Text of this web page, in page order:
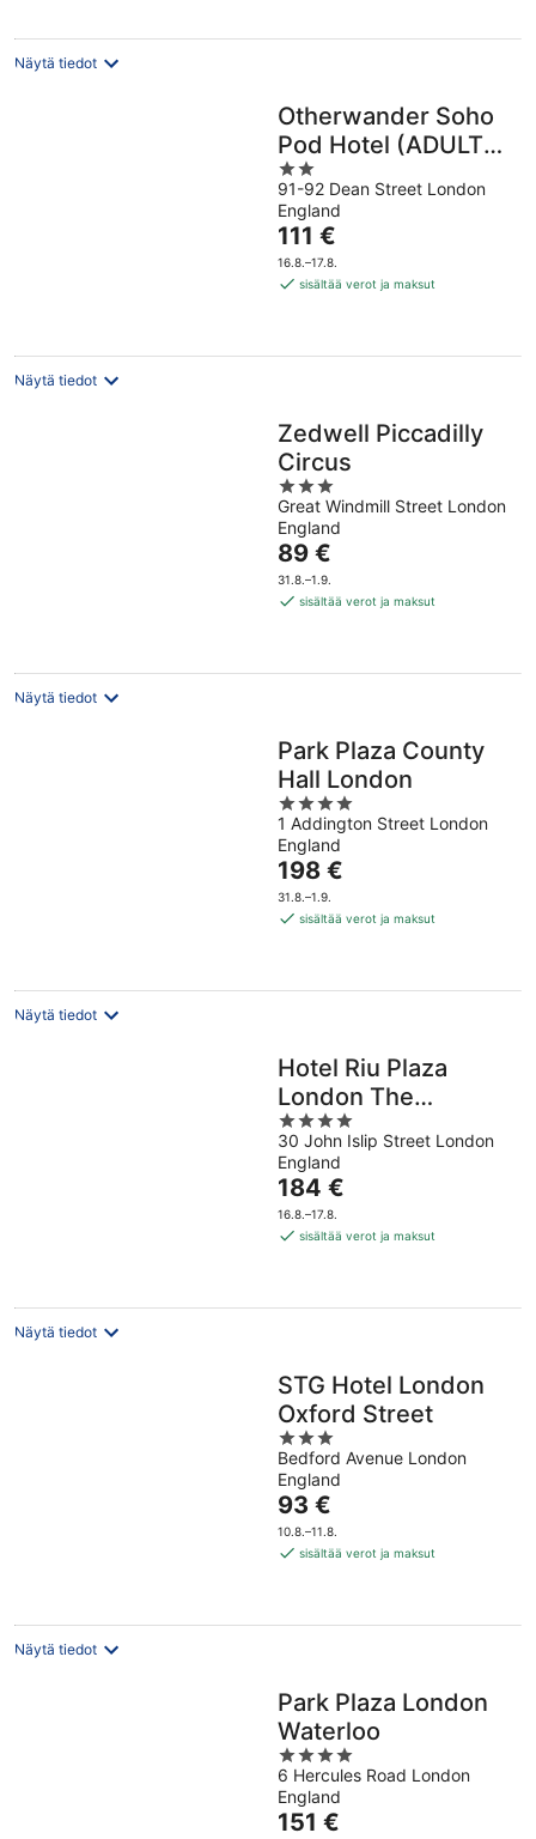
Näytä tiedot
Otherwander Soho
Pod Hotel (ADULTS
ONLY)
2
out
of
5
91-92 Dean Street London
England
Hinta
on
111 €
111 €
16.8.–17.8.
sisältää verot ja maksut
Näytä tiedot
Zedwell Piccadilly
Circus
3
out
of
5
Great Windmill Street London
England
Hinta
on
89 €
89 €
31.8.–1.9.
sisältää verot ja maksut
Näytä tiedot
Park Plaza County
Hall London
4
out
of
5
1 Addington Street London
England
Hinta
on
198 €
198 €
31.8.–1.9.
sisältää verot ja maksut
Näytä tiedot
Hotel Riu Plaza
London The
Westminster
4
out
of
5
30 John Islip Street London
England
Hinta
on
184 €
184 €
16.8.–17.8.
sisältää verot ja maksut
Näytä tiedot
STG Hotel London
Oxford Street
3
out
of
5
Bedford Avenue London
England
Hinta
on
93 €
93 €
10.8.–11.8.
sisältää verot ja maksut
Näytä tiedot
Park Plaza London
Waterloo
4
out
of
5
6 Hercules Road London
England
Hinta
151 €